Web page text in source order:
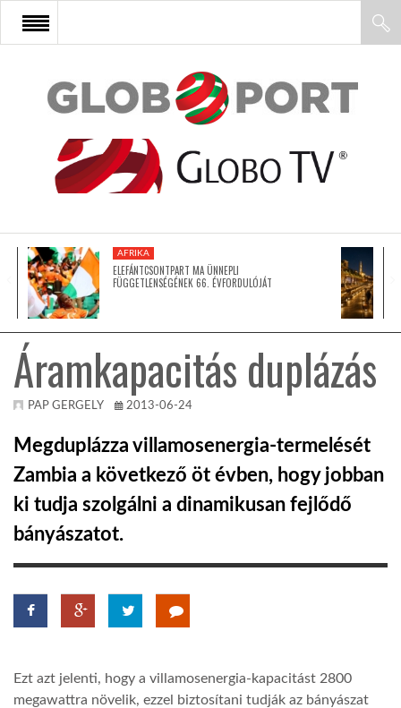
FŐOLDAL
AFRIKA
ÁZSIA
LATIN-AMERIKA
KÖZEL-KELET
AUSZTRÁLIA
MÉDIA
AFRIKA
ELEFÁNTCSONTPART MA ÜNNEPLI
FÜGGETLENSÉGÉNEK 66. ÉVFORDULÓJÁT
Áramkapacitás duplázás
PAP GERGELY 2013-06-24
Megduplázza villamosenergia-termelését
Zambia a következő öt évben, hogy jobban
ki tudja szolgálni a dinamikusan fejlődő
bányászatot.
Ezt azt jelenti, hogy a villamosenergia-kapacitást 2800
megawattra növelik, ezzel biztosítani tudják az bányászat